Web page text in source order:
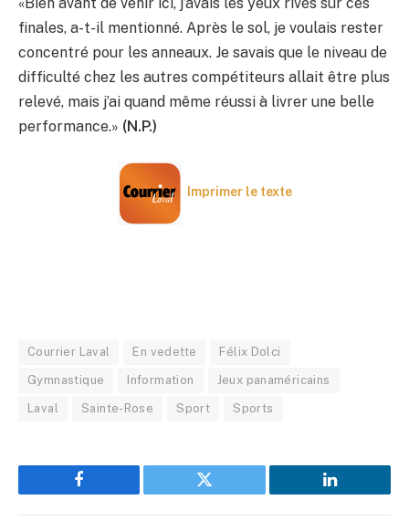
finales, a-t-il mentionné. Après le sol, je voulais rester
concentré pour les anneaux. Je savais que le niveau de
difficulté chez les autres compétiteurs allait être plus
relevé, mais j’ai quand même réussi à livrer une belle
performance.» (N.P.)
Imprimer le texte
Courrier Laval En vedette Félix Dolci
Gymnastique Information Jeux panaméricains
Laval Sainte-Rose Sport Sports
Facebook Twitter LinkedIn